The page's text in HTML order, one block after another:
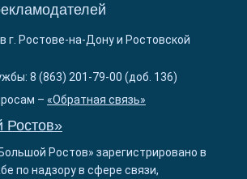
г. Ростове-на-Дону и Ростовской
8 (863) 201-79-00 (доб. 136)
– «Обратная связь»
Ростов» зарегистрировано в
по надзору в сфере связи,